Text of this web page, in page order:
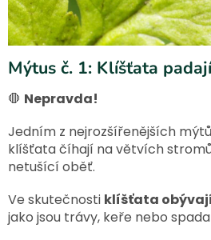
Mýtus č. 1: Klíšťata
🛑 Nepravda!
Jedním z nejrozšířenějších
klíšťata číhají na větvích
netušící oběť.
Ve skutečnosti klíšťata
jako jsou trávy, keře nebo